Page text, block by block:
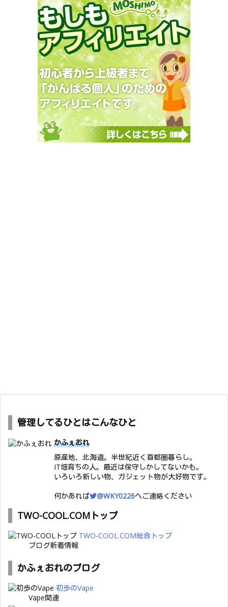
管理してるひとはこんなひと
かふぇおれ
原産地、北海道。半世紀近く首都圏暮らし。
IT畑育ちの人。最近は保守しかしてないかも。
いろいろ新しい物、ガジェット物が大好物です。
何かあれば
@WKY0226へご連絡ください
TWO-COOL.COMトップ
TWO-COOL.COM総合トップ
ブログ新着情報
かふぇおれのブログ
初歩のVape
Vape関連